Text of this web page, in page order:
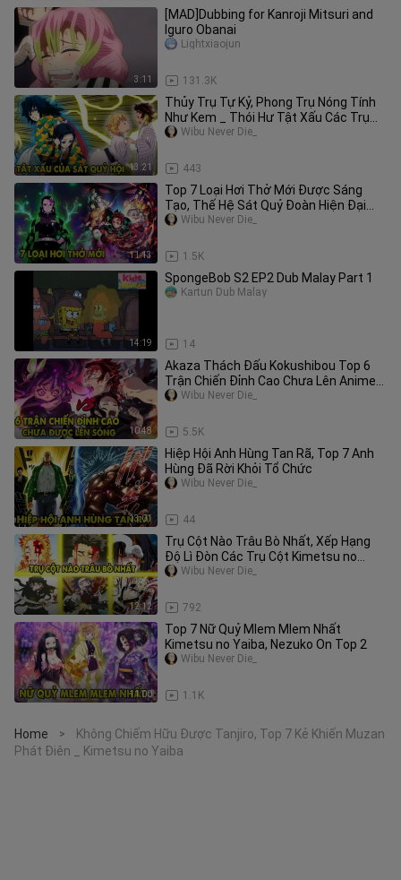
3:11
[MAD]Dubbing for Kanroji Mitsuri and
Iguro Obanai
131.3K
Lightxiaojun
13:21
Thủy Trụ Tự Kỷ, Phong Trụ Nóng Tính
Như Kem _ Thói Hư Tật Xấu Các Trụ
Cột KnY
443
Wibu Never Die_
11:13
Top 7 Loại Hơi Thở Mới Được Sáng
Tạo, Thế Hệ Sát Quỷ Đoàn Hiện Đại
Kimetsu no Yaiba
1.5K
Wibu Never Die_
14:19
SpongeBob S2 EP2 Dub Malay Part 1
14
Kartun Dub Malay
10:48
Akaza Thách Đấu Kokushibou Top 6
Trận Chiến Đỉnh Cao Chưa Lên Anime
KnY
5.5K
Wibu Never Die_
13:01
Hiệp Hội Anh Hùng Tan Rã, Top 7 Anh
Hùng Đã Rời Khỏi Tổ Chức
44
Wibu Never Die_
12:12
Trụ Cột Nào Trâu Bò Nhất, Xếp Hạng
Độ Lì Đòn Các Trụ Cột Kimetsu no
Yaiba
792
Wibu Never Die_
11:00
Top 7 Nữ Quỷ Mlem Mlem Nhất
Kimetsu no Yaiba, Nezuko On Top 2
1.1K
Wibu Never Die_
Home >
Không Chiếm Hữu Được Tanjiro, Top 7 Kẻ Khiến Muzan
Phát Điên _ Kimetsu no Yaiba